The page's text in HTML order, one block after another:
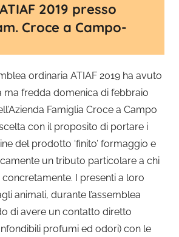
2019 presso
Croce a Campo-
ordinaria ATIAF 2019 ha avuto
ma fredda domenica di febbraio
Famiglia Croce a Campo
con il proposito di portare i
del prodotto ‘finito’ formaggio e
un tributo particolare a chi
I presenti a loro
animali, durante l’assemblea
di avere un contatto diretto
profumi ed odori) con le